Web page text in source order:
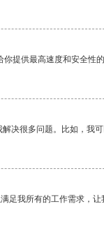
提供最高速度和安全性
决很多问题。比如，我
足我所有的工作需求，让